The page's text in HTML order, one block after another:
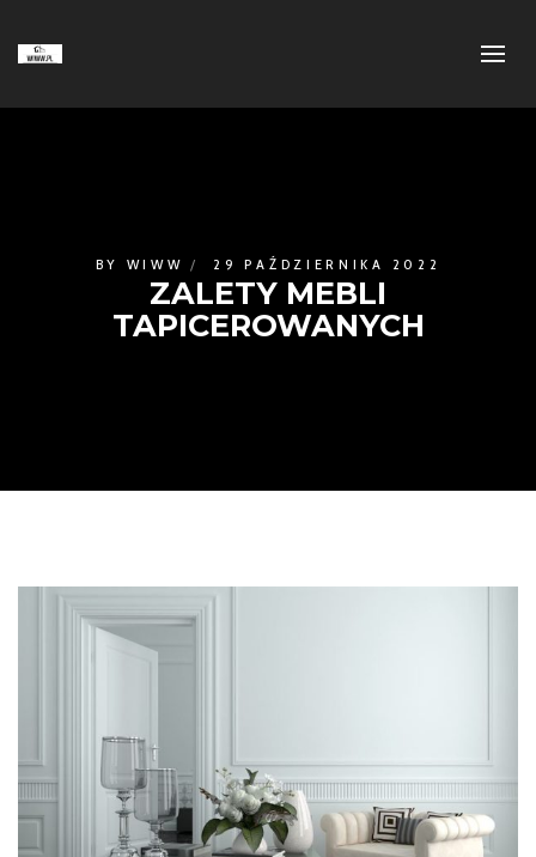
BY WIWW 29 PAŹDZIERNIKA 2022
ZALETY MEBLI
TAPICEROWANYCH